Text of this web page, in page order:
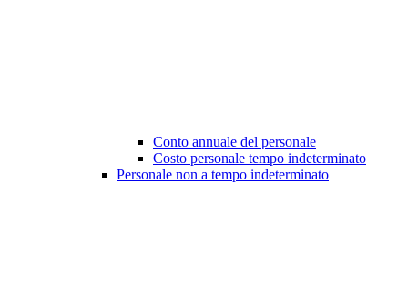
Conto annuale del personale
Costo personale tempo indeterminato
Personale non a tempo indeterminato